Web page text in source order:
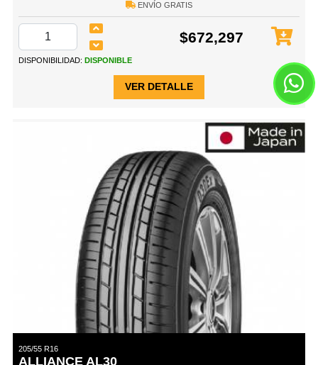
ENVÍO GRATIS
$672,297
DISPONIBILIDAD: DISPONIBLE
VER DETALLE
205/55 R16
ALLIANCE AL30